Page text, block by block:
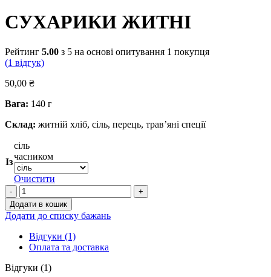
СУХАРИКИ ЖИТНІ
Рейтинг 5.00 з 5 на основі опитування 1 покупця
(1 відгук)
50,00 ₴
Вага: 140 г
Склад: житній хліб, сіль, перець, трав’яні спеції
Із
сіль
часником
Очистити
СУХАРИКИ
ЖИТНІ
кількість
Додати в кошик
Додати до списку бажань
Відгуки (1)
Оплата та доставка
Відгуки (1)